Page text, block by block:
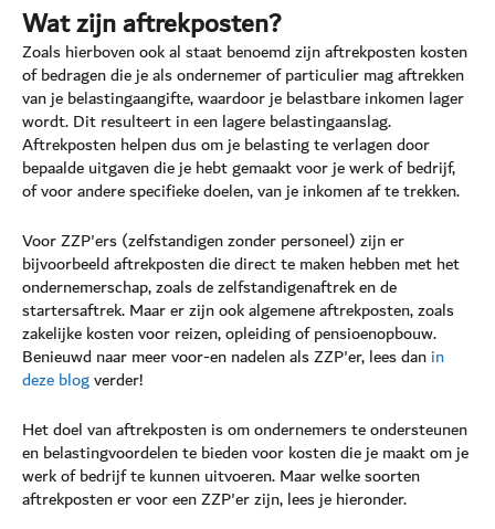
Wat zijn aftrekposten?
Zoals hierboven ook al staat benoemd zijn aftrekposten kosten
of bedragen die je als ondernemer of particulier mag aftrekken
van je belastingaangifte, waardoor je belastbare inkomen lager
wordt. Dit resulteert in een lagere belastingaanslag.
Aftrekposten helpen dus om je belasting te verlagen door
bepaalde uitgaven die je hebt gemaakt voor je werk of bedrijf,
of voor andere specifieke doelen, van je inkomen af te trekken.
Voor ZZP'ers (zelfstandigen zonder personeel) zijn er
bijvoorbeeld aftrekposten die direct te maken hebben met het
ondernemerschap, zoals de zelfstandigenaftrek en de
startersaftrek. Maar er zijn ook algemene aftrekposten, zoals
zakelijke kosten voor reizen, opleiding of pensioenopbouw.
Benieuwd naar meer voor-en nadelen als ZZP'er, lees danin
deze blogverder!
Het doel van aftrekposten is om ondernemers te ondersteunen
en belastingvoordelen te bieden voor kosten die je maakt om je
werk of bedrijf te kunnen uitvoeren. Maar welke soorten
aftrekposten er voor een ZZP'er zijn, lees je hieronder.